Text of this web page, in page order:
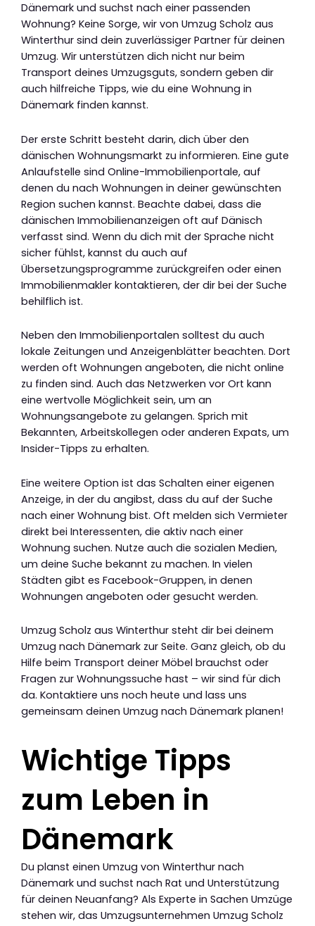
Dänemark und suchst nach einer passenden
Wohnung? Keine Sorge, wir von Umzug Scholz aus
Winterthur sind dein zuverlässiger Partner für deinen
Umzug. Wir unterstützen dich nicht nur beim
Transport deines Umzugsguts, sondern geben dir
auch hilfreiche Tipps, wie du eine Wohnung in
Dänemark finden kannst.
Der erste Schritt besteht darin, dich über den
dänischen Wohnungsmarkt zu informieren. Eine gute
Anlaufstelle sind Online-Immobilienportale, auf
denen du nach Wohnungen in deiner gewünschten
Region suchen kannst. Beachte dabei, dass die
dänischen Immobilienanzeigen oft auf Dänisch
verfasst sind. Wenn du dich mit der Sprache nicht
sicher fühlst, kannst du auch auf
Übersetzungsprogramme zurückgreifen oder einen
Immobilienmakler kontaktieren, der dir bei der Suche
behilflich ist.
Neben den Immobilienportalen solltest du auch
lokale Zeitungen und Anzeigenblätter beachten. Dort
werden oft Wohnungen angeboten, die nicht online
zu finden sind. Auch das Netzwerken vor Ort kann
eine wertvolle Möglichkeit sein, um an
Wohnungsangebote zu gelangen. Sprich mit
Bekannten, Arbeitskollegen oder anderen Expats, um
Insider-Tipps zu erhalten.
Eine weitere Option ist das Schalten einer eigenen
Anzeige, in der du angibst, dass du auf der Suche
nach einer Wohnung bist. Oft melden sich Vermieter
direkt bei Interessenten, die aktiv nach einer
Wohnung suchen. Nutze auch die sozialen Medien,
um deine Suche bekannt zu machen. In vielen
Städten gibt es Facebook-Gruppen, in denen
Wohnungen angeboten oder gesucht werden.
Umzug Scholz aus Winterthur steht dir bei deinem
Umzug nach Dänemark zur Seite. Ganz gleich, ob du
Hilfe beim Transport deiner Möbel brauchst oder
Fragen zur Wohnungssuche hast – wir sind für dich
da. Kontaktiere uns noch heute und lass uns
gemeinsam deinen Umzug nach Dänemark planen!
Wichtige Tipps
zum Leben in
Dänemark
Du planst einen Umzug von Winterthur nach
Dänemark und suchst nach Rat und Unterstützung
für deinen Neuanfang? Als Experte in Sachen Umzüge
stehen wir, das Umzugsunternehmen Umzug Scholz